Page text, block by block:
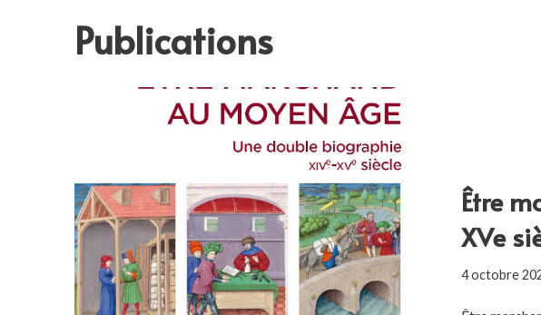
Publications
Être
XVe
4 octobre